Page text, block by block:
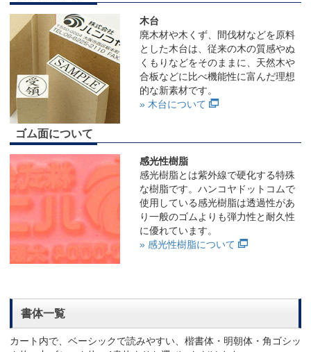
木台
廃木材や木くず、間伐材などを原料
とした木台は、従来の木の質感やぬ
くもりなどをそのままに、天然木や
合板などに比べ機能性に富んだ理想
的な新素材です。
» 木台について
ゴム面について
感光性樹脂
感光樹脂とは紫外線で硬化する特殊
な樹脂です。ハンコヤドットコムで
使用している感光樹脂は透過性があ
り一般のゴムよりも弾力性と耐久性
に優れています。
» 感光性樹脂について
書体一覧
カート内で、ベーシックで読みやすい、楷書体・明朝体・角ゴシッ